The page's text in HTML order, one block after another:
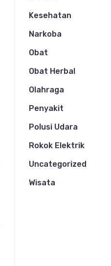
Kesehatan
Narkoba
Obat
Obat Herbal
Olahraga
Penyakit
Polusi Udara
Rokok Elektrik
Uncategorized
Wisata